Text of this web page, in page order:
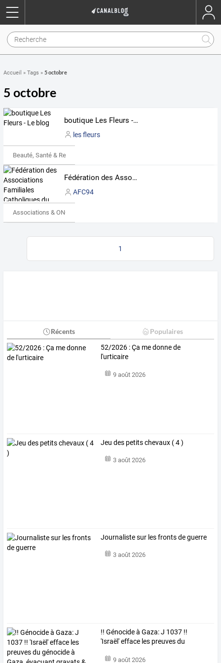
Accueil » Tags » 5 octobre
5 octobre
boutique Les Fleurs - Le blog
les fleurs
Beauté, Santé & Remise en forme
Fédération des Associations Familiales Catholiques du Val de Marne (et du 93)
AFC94
Associations & ONG
1
Récents Populaires
52/2026 : Ça me donne de
l'urticaire
9 août 2026
Jeu des petits chevaux ( 4 )
3 août 2026
Journaliste sur les fronts de guerre
3 août 2026
!! Génocideà Gaza:J 1037 !!
'Israël'efface les preuvesdu
9 août 2026